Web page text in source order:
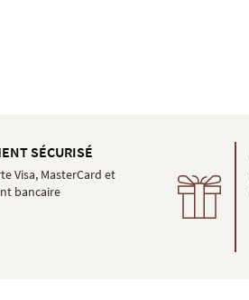
SÉCURISÉ
Visa, MasterCard et
bancaire